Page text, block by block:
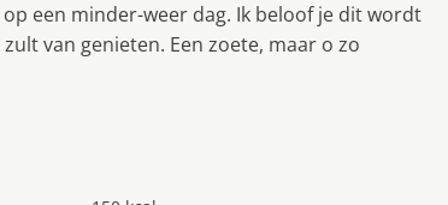
een minder-weer dag. Ik beloof je dit wordt
van genieten. Een zoete, maar o zo